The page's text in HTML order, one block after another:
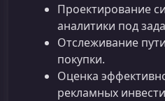
Проектирование
аналитики под
Отслеживание
покупки.
Оценка
рекламных